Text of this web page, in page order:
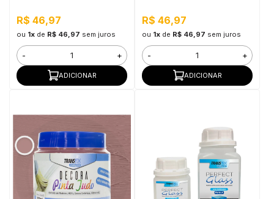
R$ 46,97
ou 1xde R$ 46,97 sem juros
- +
ADICIONAR
R$ 46,97
ou 1xde R$ 46,97 sem juros
- +
ADICIONAR